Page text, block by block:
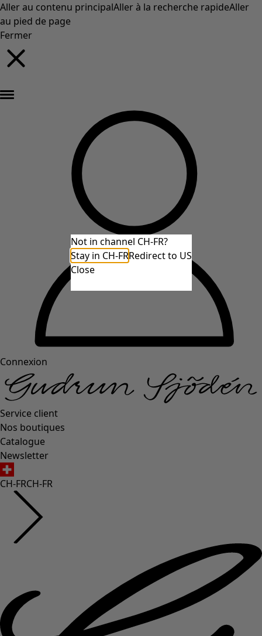
Aller au contenu principalAller à la recherche rapideAller
au pied de page
Fermer
Connexion
Service client
Nos boutiques
Catalogue
Newsletter
CH-FRCH-FR
Not in channel CH-FR?
Stay in CH-FRRedirect to US
Close